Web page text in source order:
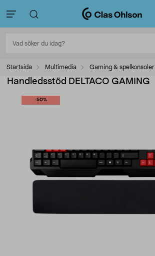
Startsida Multimedia Gaming & spelkonsoler
Handledsstöd DELTACO GAMING
-50%